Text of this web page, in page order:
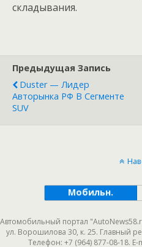
складывания.
Предыдущая Запись
Duster — Лидер
Авторынка РФ В Сегменте
SUV
Мобильн.
Автомобильный портал
ул. Ворошилова 30, к. 25. Главный
Телефон: +7 (964) 877-08-18.